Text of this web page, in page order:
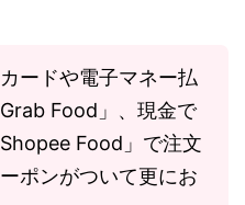
ードや電子マネー払
Food」、現金で
Food」で注文
ポンがついて更にお